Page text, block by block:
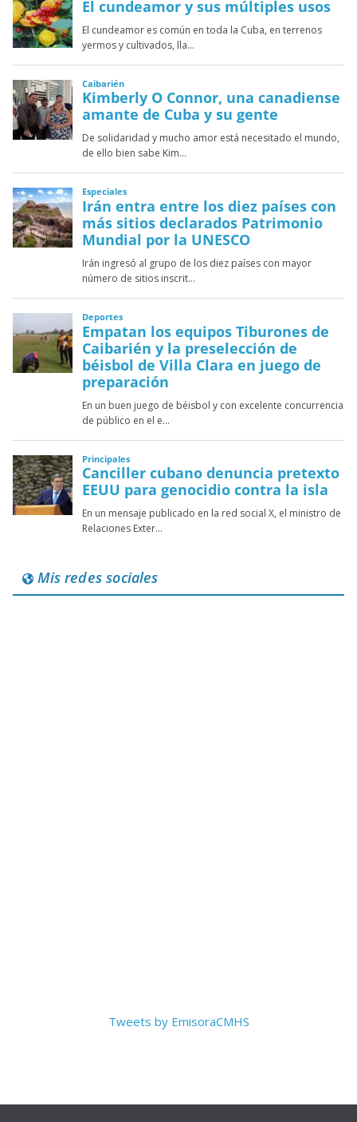
Mis redes sociales
Tweets by EmisoraCMHS